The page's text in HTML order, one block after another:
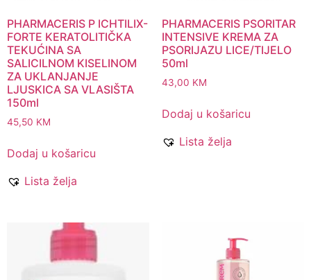
PHARMACERIS P ICHTILIX-
FORTE KERATOLITIČKA
TEKUĆINA SA
SALICILNOM KISELINOM
ZA UKLANJANJE
LJUSKICA SA VLASIŠTA
150ml
45,50 KM
Dodaj u košaricu
Lista želja
PHARMACERIS PSORITAR
INTENSIVE KREMA ZA
PSORIJAZU LICE/TIJELO
50ml
43,00 KM
Dodaj u košaricu
Lista želja